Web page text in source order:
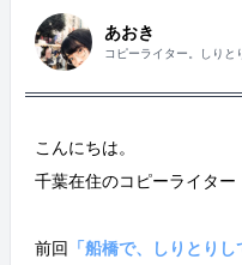
あおき
コピーライター。しりと
こんにちは。
千葉在住のコピーライター
前回 「船橋で、しりとりし